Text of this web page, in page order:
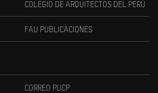
COLEGIO DE ARQUITECTOS DEL PERÚ
FAU PUBLICACIONES
CORREO PUCP